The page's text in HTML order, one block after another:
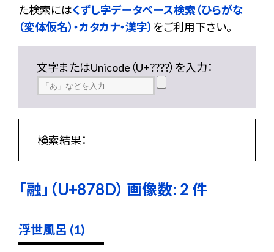
た検索にはくずし字データベース検索（ひらがな
（変体仮名）・カタカナ・漢字） をご利用下さい。
文字またはUnicode（U+????）を入力：
検索結果：
「融」（U+878D） 画像数: 2 件
浮世風呂 (1)